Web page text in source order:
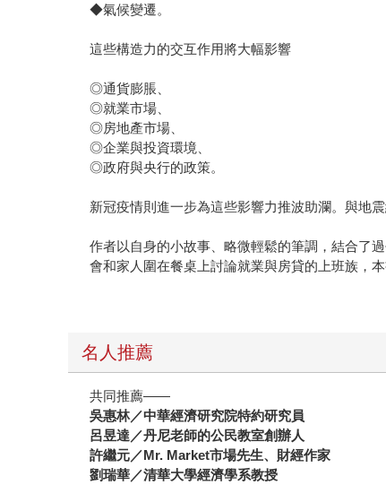
◆氣候變遷。
這些構造力的交互作用將大幅影響
◎通貨膨脹、
◎就業市場、
◎房地產市場、
◎企業與投資環境、
◎政府與央行的政策。
新冠疫情則進一步為這些影響力推波助瀾。與地
作者以自身的小故事、略微輕鬆的筆調，結合了
會和家人圍在餐桌上討論就業與房貸的上班族，
名人推薦
共同推薦——
吳惠林／中華經濟研究院特約研究員
呂昱達／丹尼老師的公民教室創辦人
許繼元／Mr. Market市場先生、財經作家
劉瑞華／清華大學經濟學系教授